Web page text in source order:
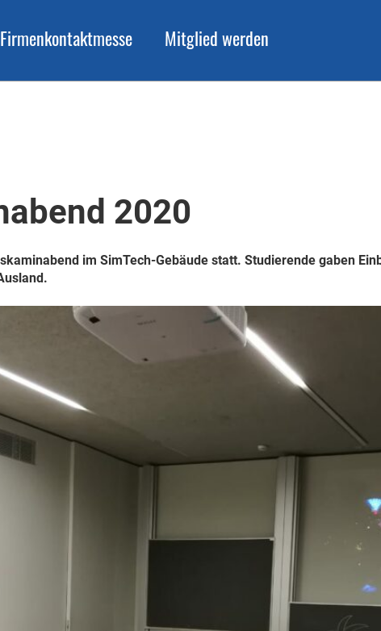
Firmenkontaktmesse Mitglied werden
2020
im SimTech-Gebäude statt. Studierende gaben